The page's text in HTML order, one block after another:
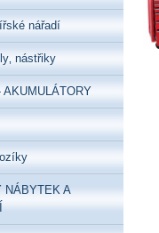
nářadí
nástřiky
AKUMULÁTORY
NÁBYTEK A